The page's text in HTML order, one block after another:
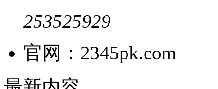
253525929
官网：2345pk.com